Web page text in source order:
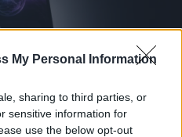
My Personal Information
sharing to third parties, or
sensitive information for
use the below opt-out
Astra που έλυσε 10